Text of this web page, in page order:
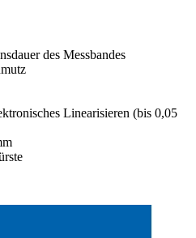
des Messbandes
Linearisieren (bis 0,05